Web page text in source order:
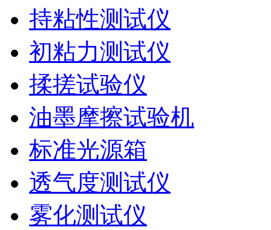
持粘性测试仪
初粘力测试仪
揉搓试验仪
油墨摩擦试验机
标准光源箱
透气度测试仪
雾化测试仪